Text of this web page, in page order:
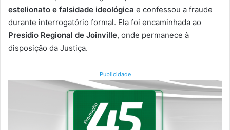
estelionato e falsidade ideológica e confessou a fraude
durante interrogatório formal. Ela foi encaminhada ao
Presídio Regional de Joinville, onde permanece à
disposição da Justiça.
Publicidade